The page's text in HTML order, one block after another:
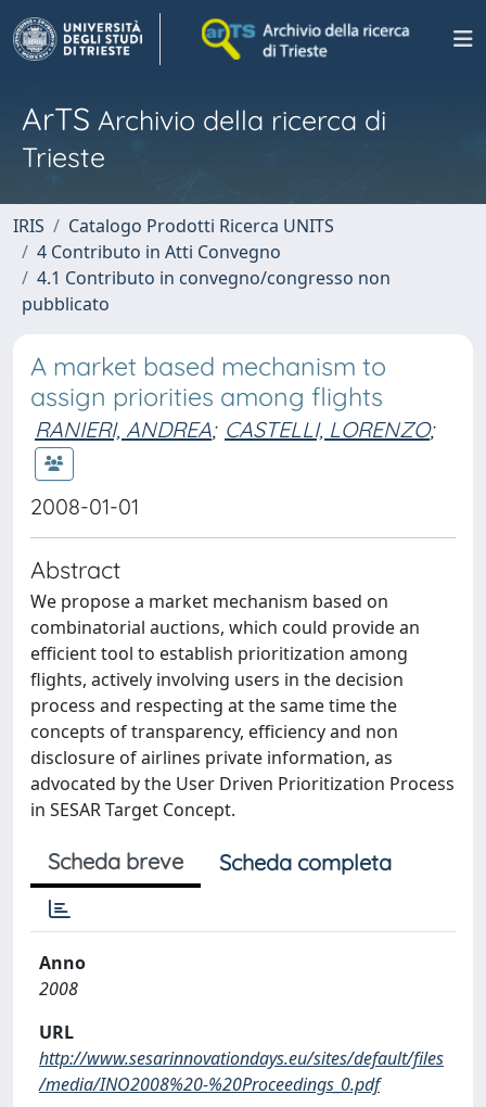
ArTS Archivio della ricerca di
Trieste
IRIS
Catalogo Prodotti Ricerca UNITS
4 Contributo in Atti Convegno
4.1 Contributo in convegno/congresso non
pubblicato
A market based mechanism to
assign priorities among flights
RANIERI, ANDREA; CASTELLI, LORENZO;
2008-01-01
Abstract
We propose a market mechanism based on
combinatorial auctions, which could provide an
efficient tool to establish prioritization among
flights, actively involving users in the decision
process and respecting at the same time the
concepts of transparency, efficiency and non
disclosure of airlines private information, as
advocated by the User Driven Prioritization Process
in SESAR Target Concept.
Scheda breve Scheda completa
Anno
2008
URL
http://www.sesarinnovationdays.eu/sites/default/files
/media/INO2008%20-%20Proceedings_0.pdf